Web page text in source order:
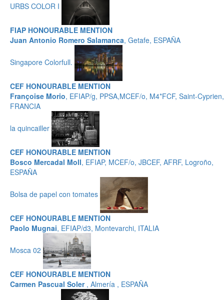
URBS COLOR I
FIAP HONOURABLE MENTION
Juan Antonio Romero Salamanca, Getafe, ESPAÑA
Singapore Colorfull.
CEF HONOURABLE MENTION
Françoise Morio, EFIAP/g, PPSA,MCEF/o, M4*FCF, Saint-Cyprien,
FRANCIA
la quincailler
CEF HONOURABLE MENTION
Bosco Mercadal Moll, EFIAP, MCEF/o, JBCEF, AFRF, Logroño,
ESPAÑA
Bolsa de papel con tomates
CEF HONOURABLE MENTION
Paolo Mugnai, EFIAP/d3, Montevarchi, ITALIA
Mosca 02
CEF HONOURABLE MENTION
Carmen Pascual Soler , Almería , ESPAÑA